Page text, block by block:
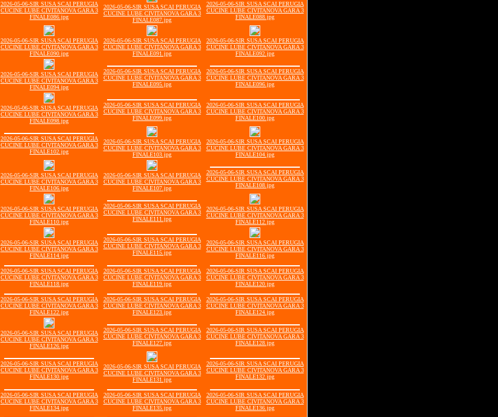
2026-05-06-SIR SUSA SCAI PERUGIA
CUCINE LUBE CIVITANOVA GARA 3
FINALE086.jpg
2026-05-06-SIR SUSA SCAI PERUGIA
CUCINE LUBE CIVITANOVA GARA 3
FINALE087.jpg
2026-05-06-SIR SUSA SCAI PERUGIA
CUCINE LUBE CIVITANOVA GARA 3
FINALE088.jpg
2026-05-06-SIR SUSA SCAI PERUGIA
CUCINE LUBE CIVITANOVA GARA 3
FINALE090.jpg
2026-05-06-SIR SUSA SCAI PERUGIA
CUCINE LUBE CIVITANOVA GARA 3
FINALE091.jpg
2026-05-06-SIR SUSA SCAI PERUGIA
CUCINE LUBE CIVITANOVA GARA 3
FINALE092.jpg
2026-05-06-SIR SUSA SCAI PERUGIA
CUCINE LUBE CIVITANOVA GARA 3
FINALE094.jpg
2026-05-06-SIR SUSA SCAI PERUGIA
CUCINE LUBE CIVITANOVA GARA 3
FINALE095.jpg
2026-05-06-SIR SUSA SCAI PERUGIA
CUCINE LUBE CIVITANOVA GARA 3
FINALE096.jpg
2026-05-06-SIR SUSA SCAI PERUGIA
CUCINE LUBE CIVITANOVA GARA 3
FINALE098.jpg
2026-05-06-SIR SUSA SCAI PERUGIA
CUCINE LUBE CIVITANOVA GARA 3
FINALE099.jpg
2026-05-06-SIR SUSA SCAI PERUGIA
CUCINE LUBE CIVITANOVA GARA 3
FINALE100.jpg
2026-05-06-SIR SUSA SCAI PERUGIA
CUCINE LUBE CIVITANOVA GARA 3
FINALE102.jpg
2026-05-06-SIR SUSA SCAI PERUGIA
CUCINE LUBE CIVITANOVA GARA 3
FINALE103.jpg
2026-05-06-SIR SUSA SCAI PERUGIA
CUCINE LUBE CIVITANOVA GARA 3
FINALE104.jpg
2026-05-06-SIR SUSA SCAI PERUGIA
CUCINE LUBE CIVITANOVA GARA 3
FINALE106.jpg
2026-05-06-SIR SUSA SCAI PERUGIA
CUCINE LUBE CIVITANOVA GARA 3
FINALE107.jpg
2026-05-06-SIR SUSA SCAI PERUGIA
CUCINE LUBE CIVITANOVA GARA 3
FINALE108.jpg
2026-05-06-SIR SUSA SCAI PERUGIA
CUCINE LUBE CIVITANOVA GARA 3
FINALE110.jpg
2026-05-06-SIR SUSA SCAI PERUGIA
CUCINE LUBE CIVITANOVA GARA 3
FINALE111.jpg
2026-05-06-SIR SUSA SCAI PERUGIA
CUCINE LUBE CIVITANOVA GARA 3
FINALE112.jpg
2026-05-06-SIR SUSA SCAI PERUGIA
CUCINE LUBE CIVITANOVA GARA 3
FINALE114.jpg
2026-05-06-SIR SUSA SCAI PERUGIA
CUCINE LUBE CIVITANOVA GARA 3
FINALE115.jpg
2026-05-06-SIR SUSA SCAI PERUGIA
CUCINE LUBE CIVITANOVA GARA 3
FINALE116.jpg
2026-05-06-SIR SUSA SCAI PERUGIA
CUCINE LUBE CIVITANOVA GARA 3
FINALE118.jpg
2026-05-06-SIR SUSA SCAI PERUGIA
CUCINE LUBE CIVITANOVA GARA 3
FINALE119.jpg
2026-05-06-SIR SUSA SCAI PERUGIA
CUCINE LUBE CIVITANOVA GARA 3
FINALE120.jpg
2026-05-06-SIR SUSA SCAI PERUGIA
CUCINE LUBE CIVITANOVA GARA 3
FINALE122.jpg
2026-05-06-SIR SUSA SCAI PERUGIA
CUCINE LUBE CIVITANOVA GARA 3
FINALE123.jpg
2026-05-06-SIR SUSA SCAI PERUGIA
CUCINE LUBE CIVITANOVA GARA 3
FINALE124.jpg
2026-05-06-SIR SUSA SCAI PERUGIA
CUCINE LUBE CIVITANOVA GARA 3
FINALE126.jpg
2026-05-06-SIR SUSA SCAI PERUGIA
CUCINE LUBE CIVITANOVA GARA 3
FINALE127.jpg
2026-05-06-SIR SUSA SCAI PERUGIA
CUCINE LUBE CIVITANOVA GARA 3
FINALE128.jpg
2026-05-06-SIR SUSA SCAI PERUGIA
CUCINE LUBE CIVITANOVA GARA 3
FINALE130.jpg
2026-05-06-SIR SUSA SCAI PERUGIA
CUCINE LUBE CIVITANOVA GARA 3
FINALE131.jpg
2026-05-06-SIR SUSA SCAI PERUGIA
CUCINE LUBE CIVITANOVA GARA 3
FINALE132.jpg
2026-05-06-SIR SUSA SCAI PERUGIA
CUCINE LUBE CIVITANOVA GARA 3
FINALE134.jpg
2026-05-06-SIR SUSA SCAI PERUGIA
CUCINE LUBE CIVITANOVA GARA 3
FINALE135.jpg
2026-05-06-SIR SUSA SCAI PERUGIA
CUCINE LUBE CIVITANOVA GARA 3
FINALE136.jpg